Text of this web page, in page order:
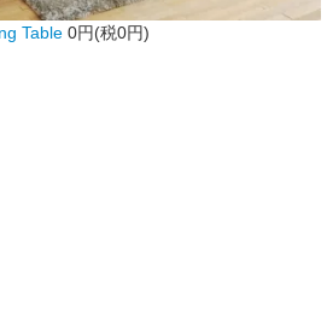
Table 0円(税0円)